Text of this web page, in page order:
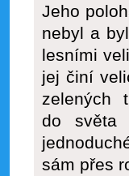
Jeho
nebyl a
lesními
jej činí
zelených
do světa
sám přes